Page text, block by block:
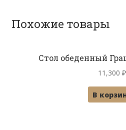
Похожие товары
Стол обеденный
11,300 ₽
В